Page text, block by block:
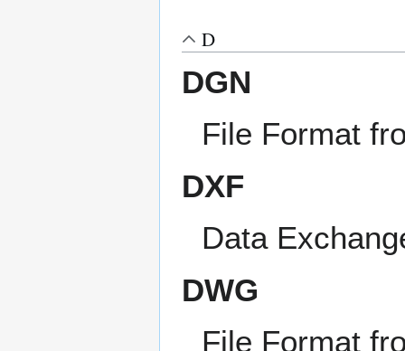
D
DGN
File Format
DXF
Data
DWG
File Format